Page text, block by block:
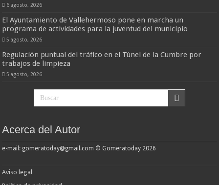
6 agosto, 2026
El Ayuntamiento de Vallehermoso pone en marcha un
programa de actividades para la juventud del municipio
5 agosto, 2026
Regulación puntual del tráfico en el Túnel de la Cumbre por
trabajos de limpieza
5 agosto, 2026
Acerca del Autor
e-mail: gomeratoday@gmail.com © Gomeratoday 2026
Aviso legal